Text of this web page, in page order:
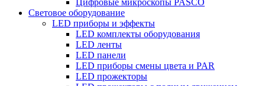
Цифровые микроскопы PASCO
Световое оборудование
LED приборы и эффекты
LED комплекты оборудования
LED ленты
LED панели
LED приборы смены цвета и PAR
LED прожекторы